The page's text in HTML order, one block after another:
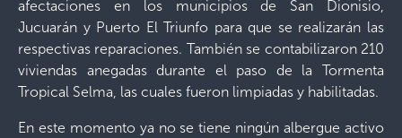
afectaciones en los municipios de San Dionisio,
Jucuarán y Puerto El Triunfo para que se realizarán las
respectivas reparaciones. También se contabilizaron 210
viviendas anegadas durante el paso de la Tormenta
Tropical Selma, las cuales fueron limpiadas y habilitadas.
En este momento ya no se tiene ningún albergue activo